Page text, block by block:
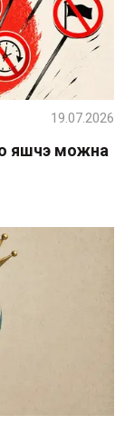
яшчэ можна
19.07.2026